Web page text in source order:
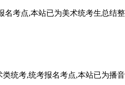
考点,本站已为美术统考生总结
统考,统考报名考点,本站已为